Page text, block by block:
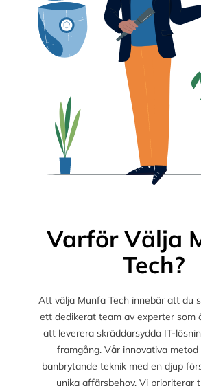
Varför Välja
Tech?
Att välja Munfa Tech innebär att du
ett dedikerat team av experter som
att leverera skräddarsydda IT-
framgång. Vår innovativa metod
banbrytande teknik med en djup
unika affärsbehov. Vi prioriterar